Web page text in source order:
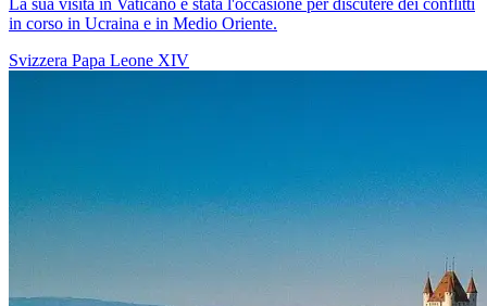
La sua visita in Vaticano è stata l'occasione per discutere dei conflitti
in corso in Ucraina e in Medio Oriente.
Svizzera Papa Leone XIV